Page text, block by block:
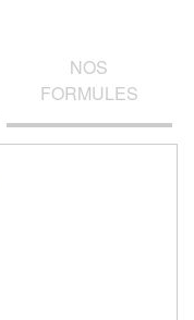
NOS
FORMULES